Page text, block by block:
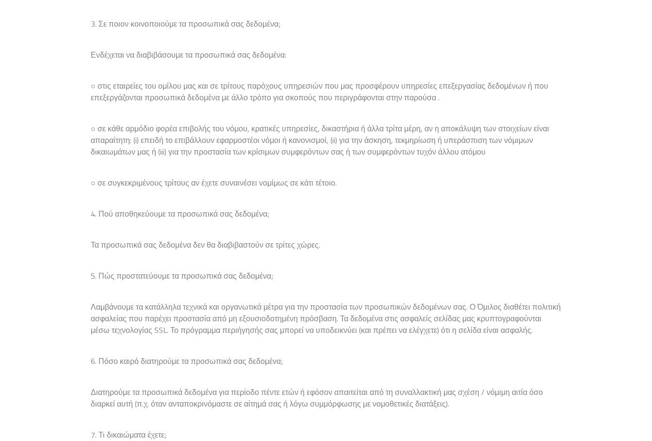
3. Σε ποιον κοινοποιούμε τα προσωπικά σας δεδομένα;
Ενδέχεται να διαβιβάσουμε τα προσωπικά σας δεδομένα:
○ στις εταιρείες του ομίλου μας και σε τρίτους παρόχους υπηρεσιών που μας προσφέρουν υπηρεσίες επεξεργασίας δεδομένων ή που
επεξεργάζονται προσωπικά δεδομένα με άλλο τρόπο για σκοπούς που περιγράφονται στην παρούσα .
○ σε κάθε αρμόδιο φορέα επιβολής του νόμου, κρατικές υπηρεσίες, δικαστήρια ή άλλα τρίτα μέρη, αν η αποκάλυψη των στοιχείων είναι
απαραίτητη: (i) επειδή το επιβάλλουν εφαρμοστέοι νόμοι ή κανονισμοί, (ii) για την άσκηση, τεκμηρίωση ή υπεράσπιση των νόμιμων
δικαιωμάτων μας ή (iii) για την προστασία των κρίσιμων συμφερόντων σας ή των συμφερόντων τυχόν άλλου ατόμου
○ σε συγκεκριμένους τρίτους αν έχετε συναινέσει νομίμως σε κάτι τέτοιο.
4. Πού αποθηκεύουμε τα προσωπικά σας δεδομένα;
Τα προσωπικά σας δεδομένα δεν θα διαβιβαστούν σε τρίτες χώρες.
5. Πώς προστατεύουμε τα προσωπικά σας δεδομένα;
Λαμβάνουμε τα κατάλληλα τεχνικά και οργανωτικά μέτρα για την προστασία των προσωπικών δεδομένων σας. Ο Όμιλος διαθέτει πολιτική
ασφαλείας που παρέχει προστασία από μη εξουσιοδοτημένη πρόσβαση. Τα δεδομένα στις ασφαλείς σελίδας μας κρυπτογραφούνται
μέσω τεχνολογίας SSL. Το πρόγραμμα περιήγησής σας μπορεί να υποδεικνύει (και πρέπει να ελέγχετε) ότι η σελίδα είναι ασφαλής.
6. Πόσο καιρό διατηρούμε τα προσωπικά σας δεδομένα;
Διατηρούμε τα προσωπικά δεδομένα για περίοδο πέντε ετών ή εφόσον απαιτείται από τη συναλλακτική μας σχέση / νόμιμη αιτία όσο
διαρκεί αυτή (π.χ. όταν ανταποκρινόμαστε σε αίτημά σας ή λόγω συμμόρφωσης με νομοθετικές διατάξεις).
7. Τι δικαιώματα έχετε;